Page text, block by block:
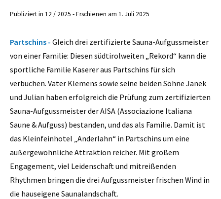
Publiziert in 12 / 2025 - Erschienen am 1. Juli 2025
Partschins - Gleich drei zertifizierte Sauna-Aufgussmeister
von einer Familie: Diesen südtirolweiten „Rekord“ kann die
sportliche Familie Kaserer aus Partschins für sich
verbuchen. Vater Klemens sowie seine beiden Söhne Janek
und Julian haben erfolgreich die Prüfung zum zertifizierten
Sauna-Aufgussmeister der AISA (Associazione Italiana
Saune & Aufguss) bestanden, und das als Familie. Damit ist
das Kleinfeinhotel „Anderlahn“ in Partschins um eine
außergewöhnliche Attraktion reicher. Mit großem
Engagement, viel Leidenschaft und mitreißenden
Rhythmen bringen die drei Aufgussmeister frischen Wind in
die hauseigene Saunalandschaft.